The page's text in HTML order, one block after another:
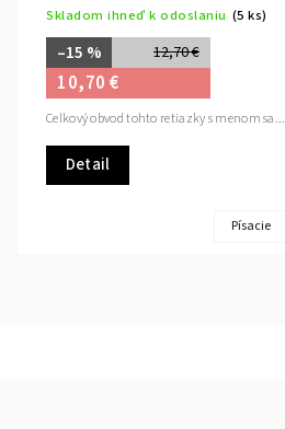
Skladom ihneď k odoslaniu (5 ks)
12,70 €
–15 %
10,70 €
Detail
Celkový obvod tohto retiazky s menom sa...
Písacie